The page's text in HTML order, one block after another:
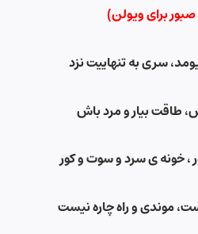
برای ویولن)
سری به تنهاییت نزد
طاقت بیار و مرد باش
خونه ی سرد و سوت و کور
موندی و راه چاره نیست